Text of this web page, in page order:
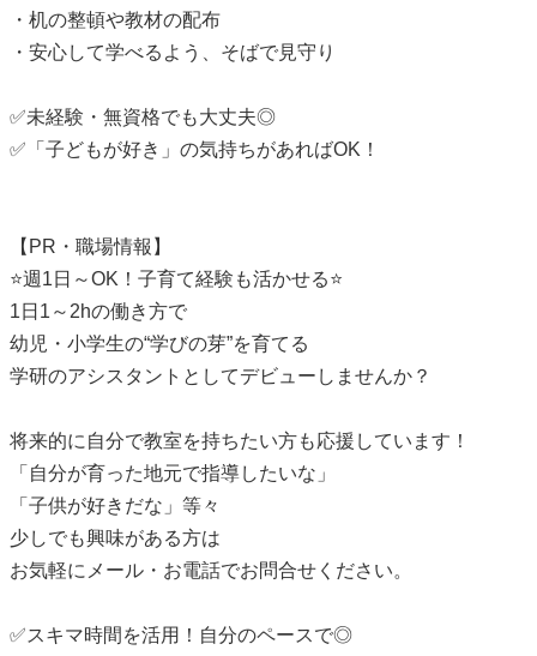
・机の整頓や教材の配布
・安心して学べるよう、そばで見守り
✅未経験・無資格でも大丈夫◎
✅「子どもが好き」の気持ちがあればOK！
【PR・職場情報】
⭐週1日～OK！子育て経験も活かせる⭐
1日1～2hの働き方で
幼児・小学生の“学びの芽”を育てる
学研のアシスタントとしてデビューしませんか？
将来的に自分で教室を持ちたい方も応援しています！
「自分が育った地元で指導したいな」
「子供が好きだな」等々
少しでも興味がある方は
お気軽にメール・お電話でお問合せください。
✅スキマ時間を活用！自分のペースで◎